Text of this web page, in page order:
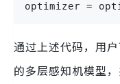
optimizer =
通过上述代码，用
的多层感知机模型，